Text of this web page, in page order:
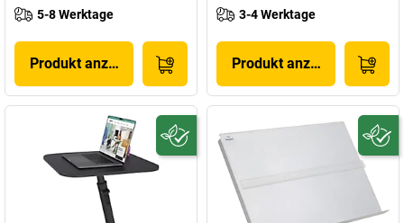
5-8 Werktage
Produkt anzeigen
3-4 Werktage
Produkt anzeigen